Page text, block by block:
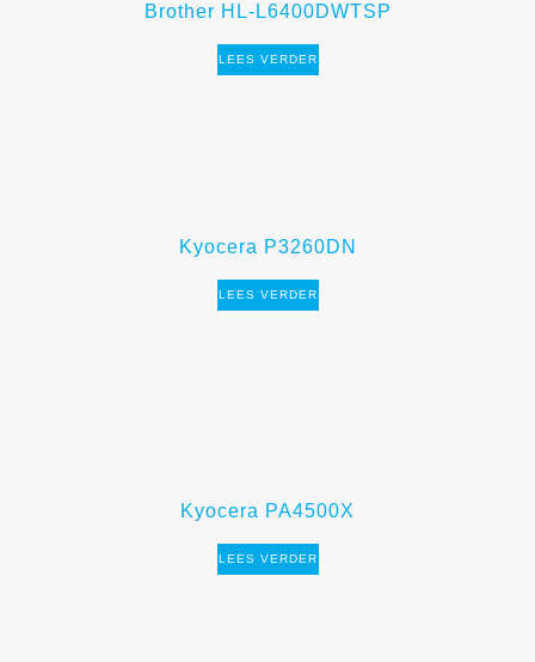
Brother HL-L6400DWTSP
LEES VERDER
Kyocera P3260DN
LEES VERDER
Kyocera PA4500X
LEES VERDER